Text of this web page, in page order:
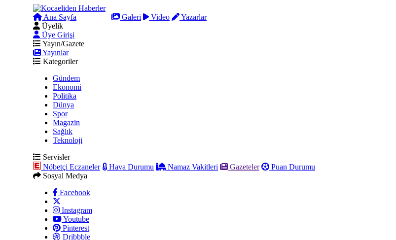
Ana Sayfa Galeri Video
Yazarlar
Üyelik
Üye Girişi
Yayın/Gazete
Yayınlar
Kategoriler
Gündem
Ekonomi
Politika
Dünya
Spor
Magazin
Sağlık
Teknoloji
Servisler
Nöbetçi Eczaneler
Hava Durumu Namaz Vakitleri Gazeteler
Puan Durumu
Sosyal Medya
Facebook
Instagram
Youtube
Pinterest
Dribbble